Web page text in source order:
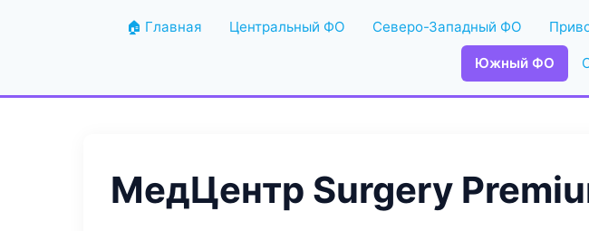
🏠 Главная Центральный ФО Северо-Западный ФО
Южный ФО
МедЦентр Surgery